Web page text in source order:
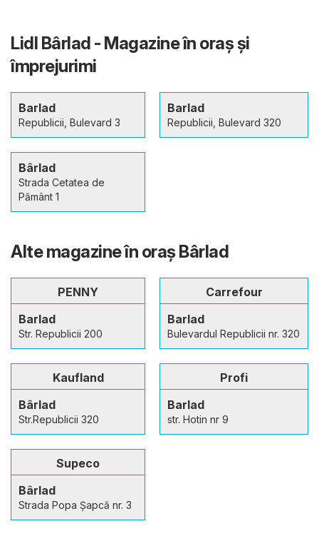
Lidl Bârlad - Magazine în oraş şi
împrejurimi
Barlad
Republicii, Bulevard 3
Barlad
Republicii, Bulevard 320
Bârlad
Strada Cetatea de
Pământ 1
Alte magazine în oraş Bârlad
PENNY
Barlad
Str. Republicii 200
Carrefour
Barlad
Bulevardul Republicii nr. 320
Kaufland
Bârlad
Str.Republicii 320
Profi
Barlad
str. Hotin nr 9
Supeco
Bârlad
Strada Popa Şapcă nr. 3